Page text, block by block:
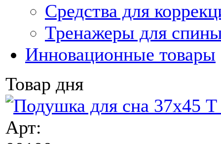
Средства для
Тренажеры для
Инновационные товары
Товар дня
Арт: